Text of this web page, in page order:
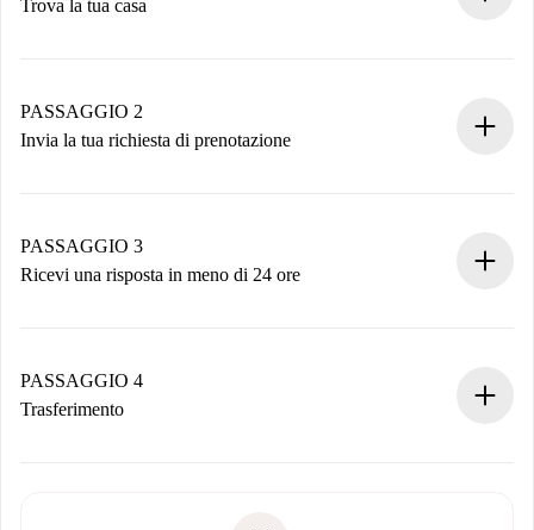
Trova la tua casa
Hai tutte le informazioni necessarie in anticipo.
PASSAGGIO 2
Invia la tua richiesta di prenotazione
non accetta.
PASSAGGIO 3
Ricevi una risposta in meno di 24 ore
contatto con il proprietario.
Se rifiutata: non ti addebiteremo nulla e ti proporremo
PASSAGGIO 4
Trasferimento